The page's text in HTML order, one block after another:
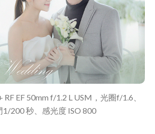
RF EF 50mm f/1.2 L USM，光圈f/1.6、
1/200 秒、感光度 ISO 800